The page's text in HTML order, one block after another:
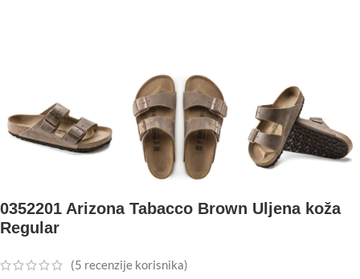
0352201 Arizona Tabacco Brown Uljena koža
Regular
(5 recenzije korisnika)